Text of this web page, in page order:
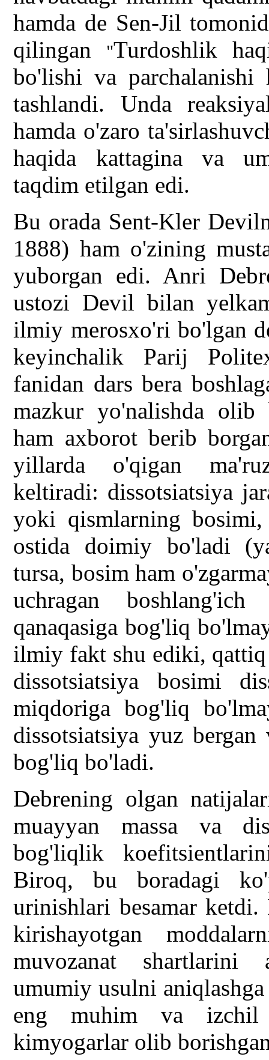
hamda de Sen-Jil
qilingan
"Turdoshlik
bo'lishi va
tashlandi. Unda
hamda o'zaro
haqida kattagina va
taqdim etilgan edi.
Bu orada Sent-Kler
1888) ham o'zining
yuborgan edi. Anri
ustozi Devil bilan
ilmiy merosxo'ri bo'lgan
keyinchalik Parij
fanidan dars bera
mazkur yo'nalishda olib
ham axborot berib
yillarda o'qigan
keltiradi: dissotsiatsiya
yoki qismlarning
ostida doimiy bo'ladi
tursa, bosim ham
uchragan
qanaqasiga bog'liq
ilmiy fakt shu ediki, qattiq
dissotsiatsiya bosimi
miqdoriga bog'liq
dissotsiatsiya yuz
bog'liq bo'ladi.
Debrening olgan
muayyan massa va
bog'liqlik
Biroq, bu boradagi
urinishlari besamar ketdi.
kirishayotgan
muvozanat shartlarini
umumiy usulni
eng muhim va izchil
kimyogarlar olib